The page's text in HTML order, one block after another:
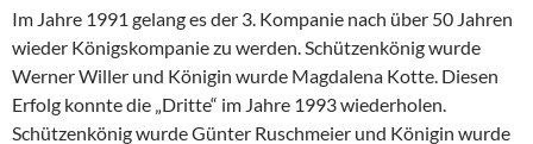
Im Jahre 1991 gelang es der 3. Kompanie nach über 50 Jahren
wieder Königskompanie zu werden. Schützenkönig wurde
Werner Willer und Königin wurde Magdalena Kotte. Diesen
Erfolg konnte die „Dritte“ im Jahre 1993 wiederholen.
Schützenkönig wurde Günter Ruschmeier und Königin wurde